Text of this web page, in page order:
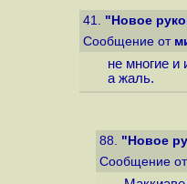
41. "Новое
Сообщение от
не многие и
а жаль.
88. "Новое
Сообщение от